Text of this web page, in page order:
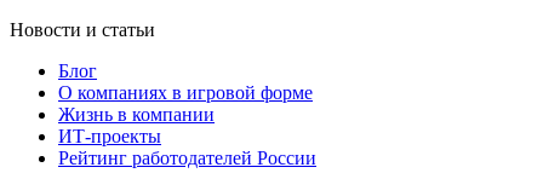
Новости и статьи
Блог
О компаниях в игровой форме
Жизнь в компании
ИТ-проекты
Рейтинг работодателей России